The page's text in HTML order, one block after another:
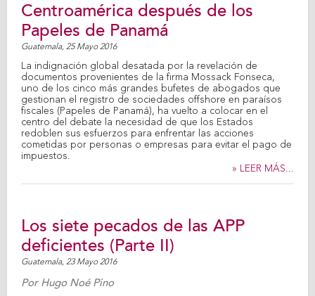
Centroamérica después de los
Papeles de Panamá
Guatemala, 25 Mayo 2016
La indignación global desatada por la revelación de
documentos provenientes de la firma Mossack Fonseca,
uno de los cinco más grandes bufetes de abogados que
gestionan el registro de sociedades offshore en paraísos
fiscales (Papeles de Panamá), ha vuelto a colocar en el
centro del debate la necesidad de que los Estados
redoblen sus esfuerzos para enfrentar las acciones
cometidas por personas o empresas para evitar el pago de
impuestos.
» LEER MÁS...
Los siete pecados de las APP
deficientes (Parte II)
Guatemala, 23 Mayo 2016
Por Hugo Noé Pino